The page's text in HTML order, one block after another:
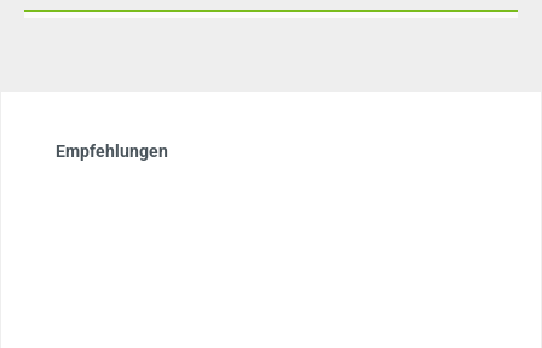
Produktgalerie überspringen
Empfehlungen